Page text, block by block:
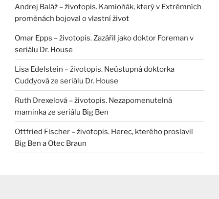
Andrej Baláž – životopis. Kamioňák, který v Extrémních
proměnách bojoval o vlastní život
Omar Epps – životopis. Zazářil jako doktor Foreman v
seriálu Dr. House
Lisa Edelstein – životopis. Neústupná doktorka
Cuddyová ze seriálu Dr. House
Ruth Drexelová – životopis. Nezapomenutelná
maminka ze seriálu Big Ben
Ottfried Fischer – životopis. Herec, kterého proslavil
Big Ben a Otec Braun